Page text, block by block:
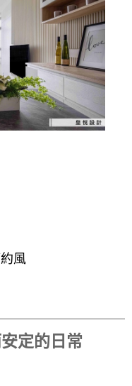
風
定的日常